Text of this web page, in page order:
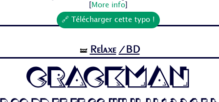
More info]
🔗 Télécharger cette typo !
🝛 Relaxe /BD
Crackman